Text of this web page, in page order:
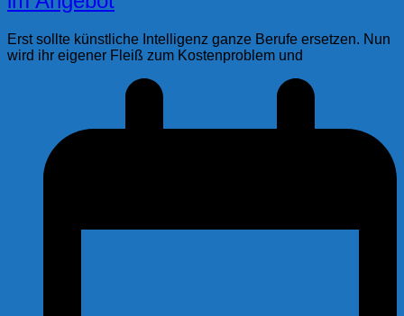
Erst sollte künstliche Intelligenz ganze Berufe ersetzen. Nun
wird ihr eigener Fleiß zum Kostenproblem und